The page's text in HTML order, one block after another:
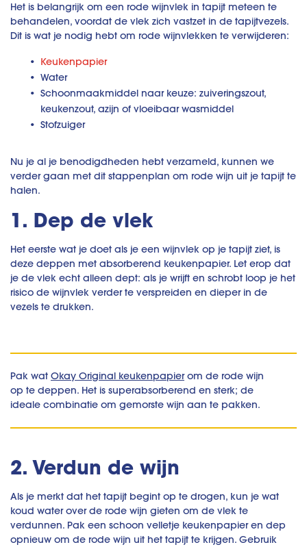
Het is belangrijk om een rode wijnvlek in tapijt meteen te
behandelen, voordat de vlek zich vastzet in de tapijtvezels.
Dit is wat je nodig hebt om rode wijnvlekken te verwijderen:
Keukenpapier
Water
Schoonmaakmiddel naar keuze: zuiveringszout,
keukenzout, azijn of vloeibaar wasmiddel
Stofzuiger
Nu je al je benodigdheden hebt verzameld, kunnen we
verder gaan met dit stappenplan om rode wijn uit je tapijt te
halen.
1. Dep de vlek
Het eerste wat je doet als je een wijnvlek op je tapijt ziet, is
deze deppen met absorberend keukenpapier. Let erop dat
je de vlek echt alleen dept: als je wrijft en schrobt loop je het
risico de wijnvlek verder te verspreiden en dieper in de
vezels te drukken.
Pak wat Okay Original keukenpapierom de rode wijn
op te deppen. Het is superabsorberend en sterk; de
ideale combinatie om gemorste wijn aan te pakken.
2. Verdun de wijn
Als je merkt dat het tapijt begint op te drogen, kun je wat
koud water over de rode wijn gieten om de vlek te
verdunnen. Pak een schoon velletje keukenpapier en dep
opnieuw om de rode wijn uit het tapijt te krijgen. Gebruik